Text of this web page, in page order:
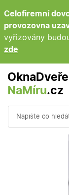
Celofiremní
provozovna
vyřizovány
zde
OknaDveře
NaMíru.cz